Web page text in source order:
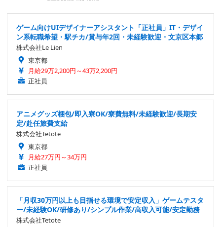
ゲーム向けUIデザイナーアシスタント「正社員」IT・デザイ
ン系転職希望・駅チカ/賞与年2回・未経験歓迎・文京区本郷
株式会社Le Lien
東京都
月給29万2,200円～43万2,200円
正社員
アニメグッズ梱包/即入寮OK/寮費無料/未経験歓迎/長期安
定/赴任旅費支給
株式会社Tetote
東京都
月給27万円～34万円
正社員
「月収30万円以上も目指せる環境で安定収入」ゲームテスタ
ー/未経験OK/研修あり/シンプル作業/高収入可能/安定勤務
株式会社Tetote